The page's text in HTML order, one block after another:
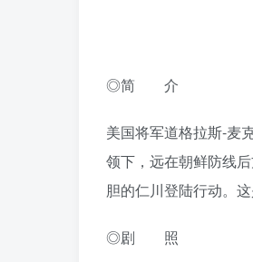
◎简 介
美国将军道格拉斯-麦
领下，远在朝鲜防线
胆的仁川登陆行动。
◎剧 照